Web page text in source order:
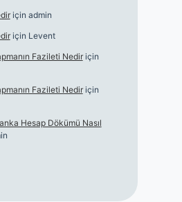
için admin
için Levent
Fazileti Nediriçin
Fazileti Nediriçin
Hesap Dökümü Nasıl